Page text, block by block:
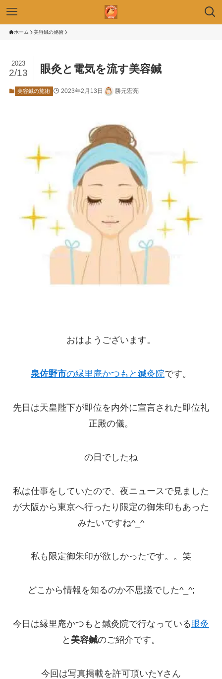
ホーム 美容鍼の施術
眼灸と電気を流す美容鍼
2023
2/13
美容鍼の施術 2023年2月13日 勝元宏亮
おはようございます。
泉佐野市の縁里庵かつもと鍼灸院です。
先日は天皇陛下が即位を内外に宣言された即位礼
正殿の儀。
の日でしたね
私は仕事をしていたので、夜ニュースで見ました
が大阪から東京へ行ったり限定の御朱印もあった
みたいですね^_^
私も限定御朱印が欲しかったです。。笑
どこから情報を知るのか不思議でした^_^;
今日は縁里庵かつもと鍼灸院で行なっている 眼灸
と 美容鍼のご紹介です。
今回は写真掲載を許可頂いたYさん